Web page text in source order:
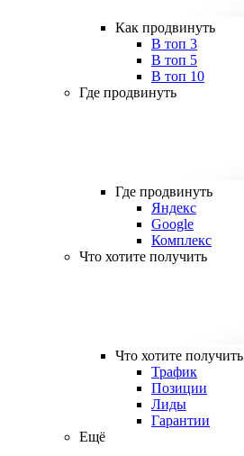
Как продвинуть
В топ 3
В топ 5
В топ 10
Где продвинуть
Где продвинуть
Яндекс
Google
Комплекс
Что хотите получить
Что хотите получить
Трафик
Позиции
Лиды
Гарантии
Ещё